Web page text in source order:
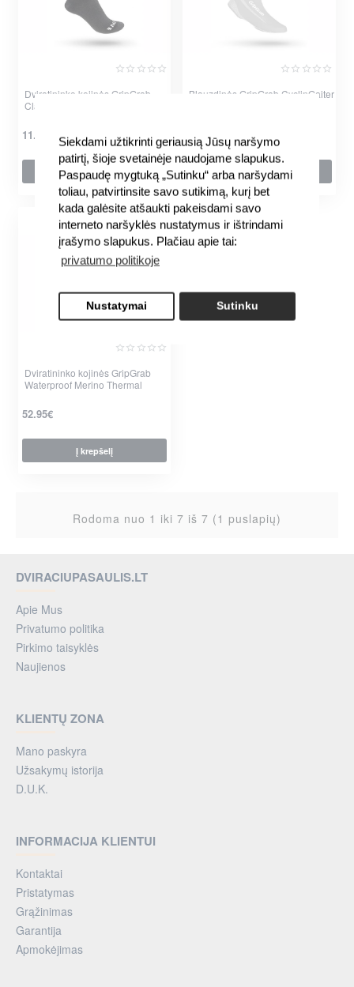
Siekdami užtikrinti geriausią Jūsų naršymo
patirtį, šioje svetainėje naudojame slapukus.
Paspaudę mygtuką „Sutinku“ arba naršydami
toliau, patvirtinsite savo sutikimą, kurį bet
kada galėsite atšaukti pakeisdami savo
interneto naršyklės nustatymus ir ištrindami
įrašymo slapukus. Plačiau apie tai:
privatumo politikoje
Nustatymai Sutinku
Dviratininko kojinės GripGrab
Classic Regular
11.95€
Į krepšelį
Blauzdinės GripGrab CyclinGaiter
Į krepšelį
Dviratininko kojinės GripGrab
Waterproof Merino Thermal
52.95€
Į krepšelį
Rodoma nuo 1 iki 7 iš 7 (1 puslapių)
DVIRACIUPASAULIS.LT
Apie Mus
Privatumo politika
Pirkimo taisyklės
Naujienos
KLIENTŲ ZONA
Mano paskyra
Užsakymų istorija
D.U.K.
INFORMACIJA KLIENTUI
Kontaktai
Pristatymas
Grąžinimas
Garantija
Apmokėjimas